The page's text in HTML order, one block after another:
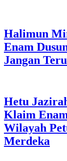
Halimun
Enam
Jangan
Hetu
Klaim
Wilayah
Merdeka